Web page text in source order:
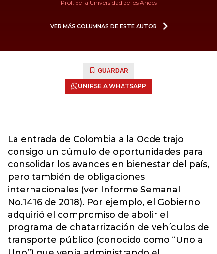
Prof. de la Universidad de los Andes
VER MÁS COLUMNAS DE ESTE AUTOR
GUARDAR
UNIRSE A WHATSAPP
La entrada de Colombia a la Ocde trajo
consigo un cúmulo de oportunidades para
consolidar los avances en bienestar del país,
pero también de obligaciones
internacionales (ver Informe Semanal
No.1416 de 2018). Por ejemplo, el Gobierno
adquirió el compromiso de abolir el
programa de chatarrización de vehículos de
transporte público (conocido como “Uno a